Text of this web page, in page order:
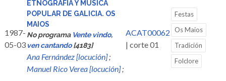
1987-
05-03
ETNOGRAFIA Y MUSICA
POPULAR DE GALICIA. OS
MAIOS
No programa Vente vindo,
ven cantando[4183]
Ana Fernández [locución];
Manuel Rico Verea [locución];
ACAT00062
| corte 01
Festas
Os Maios
Tradición
Folclore